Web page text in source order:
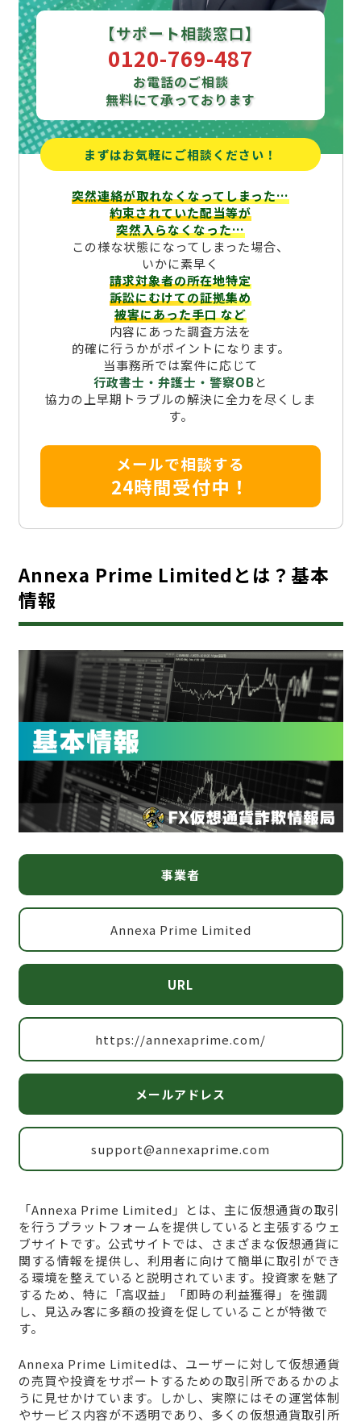
【サポート相談窓口】
0120-769-487
お電話のご相談
無料にて承っております
まずはお気軽にご相談ください！
突然連絡が取れなくなってしまった…
約束されていた配当等が
突然入らなくなった…
この様な状態になってしまった場合、
いかに素早く
請求対象者の所在地特定
訴訟にむけての証拠集め
被害にあった手口など
内容にあった調査方法を
的確に行うかがポイントになります。
当事務所では案件に応じて
行政書士・弁護士・警察OBと
協力の上早期トラブルの解決に全力を尽くしま
す。
メールで相談する
24時間受付中！
Annexa Prime Limitedとは？基本
情報
事業者
Annexa Prime Limited
URL
https://annexaprime.com/
メールアドレス
support@annexaprime.com
「Annexa Prime Limited」とは、主に仮想通貨の取引
を行うプラットフォームを提供していると主張するウェ
ブサイトです。公式サイトでは、さまざまな仮想通貨に
関する情報を提供し、利用者に向けて簡単に取引ができ
る環境を整えていると説明されています。投資家を魅了
するため、特に「高収益」「即時の利益獲得」を強調
し、見込み客に多額の投資を促していることが特徴で
す。
Annexa Prime Limitedは、ユーザーに対して仮想通貨
の売買や投資をサポートするための取引所であるかのよ
うに見せかけています。しかし、実際にはその運営体制
やサービス内容が不透明であり、多くの仮想通貨取引所